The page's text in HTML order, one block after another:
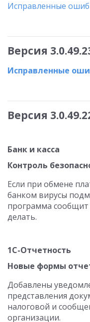
Исправленные
Версия
Исправленные
Версия
Банк и касса
Контроль
Если при обмене
банком вирусы
программа сообщит
делать.
1С-Отчетность
Новые формы
Добавлены
представления
налоговой и
организации.